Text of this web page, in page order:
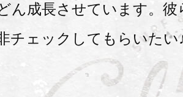
ん成長させています。彼
チェックしてもらいたい